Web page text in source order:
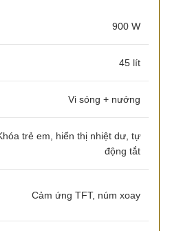
900 W
45 lít
Vi sóng + nướng
trẻ em, hiển thị nhiệt dư, tự
động tắt
Cảm ứng TFT, núm xoay